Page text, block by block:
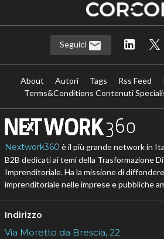
Seguici
About Autori Tags Rss Feed
Terms&Conditions Contenuti
Nextwork360 è il più grande network in
B2B dedicati ai temi della Trasformazione
Imprenditoriale. Ha la missione di
imprenditoriale nelle imprese e pubbliche
Indirizzo
Via Moretto da Brescia, 22